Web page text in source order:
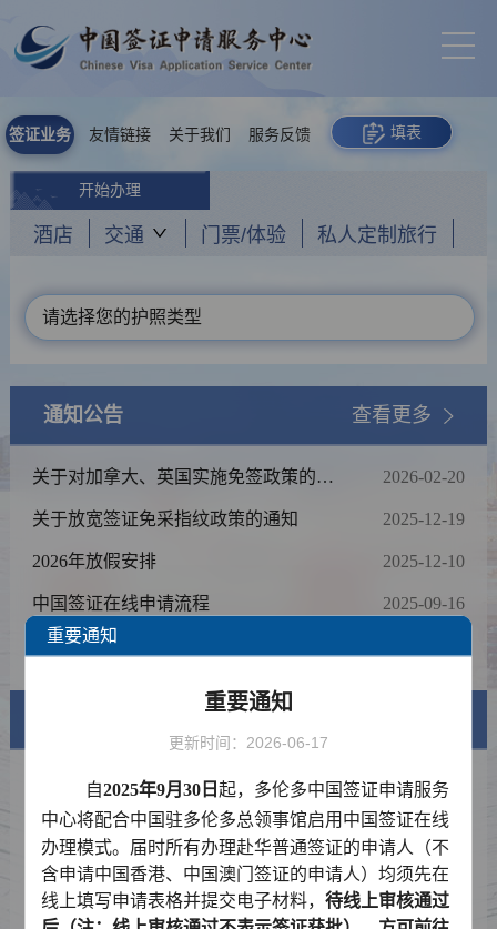
签证业务 友情链接 关于我们 服务反馈 填表
开始办理
酒店 交通 门票/体验 私人定制旅行
请选择您的护照类型
通知公告 查看更多
关于对加拿大、英国实施免签政策的通
2026-02-20
关于放宽签证免采指纹政策的通知 2025-12-19
2026年放假安排 2025-12-10
中国签证在线申请流程 2025-09-16
2025年节假日通知
签证类型及材料清单
费用标准
如何填写签证申请表
资料下载
重要通知
重要通知
更新时间：2026-06-17
自2025年9月30 日起，多伦多中国签证申请服务
中心将配合中国驻多伦多总领事馆启用中国签证在线
办理模式。届时所有办理赴华普通签证的申请人
（不
含申请中国香港、中国澳门签证的申请人）均须先在
线上填写申请表格并提交电子材料，待线上审核通过